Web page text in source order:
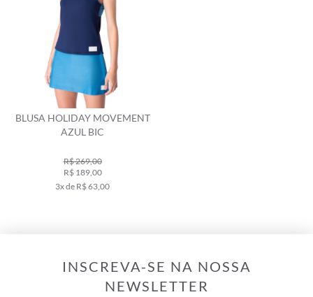
BLUSA HOLIDAY MOVEMENT
AZUL BIC
R$ 269,00
R$ 189,00
3x de R$ 63,00
INSCREVA-SE NA NOSSA
NEWSLETTER